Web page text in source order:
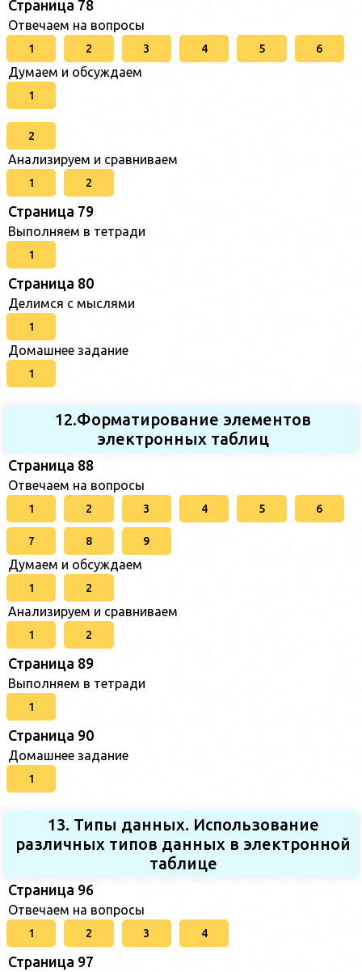
Страница 78
Отвечаем на вопросы
1 2 3 4 5 6
Думаем и обсуждаем
1
2
Анализируем и сравниваем
1 2
Страница 79
Выполняем в тетради
1
Страница 80
Делимся с мыслями
1
Домашнее задание
1
12.Форматирование элементов
электронных таблиц
Страница 88
Отвечаем на вопросы
1 2 3 4 5 6
7 8 9
Думаем и обсуждаем
1 2
Анализируем и сравниваем
1 2
Страница 89
Выполняем в тетради
1
Страница 90
Домашнее задание
1
13. Типы данных. Использование
различных типов данных в электронной
таблице
Страница 96
Отвечаем на вопросы
1 2 3 4
Страница 97